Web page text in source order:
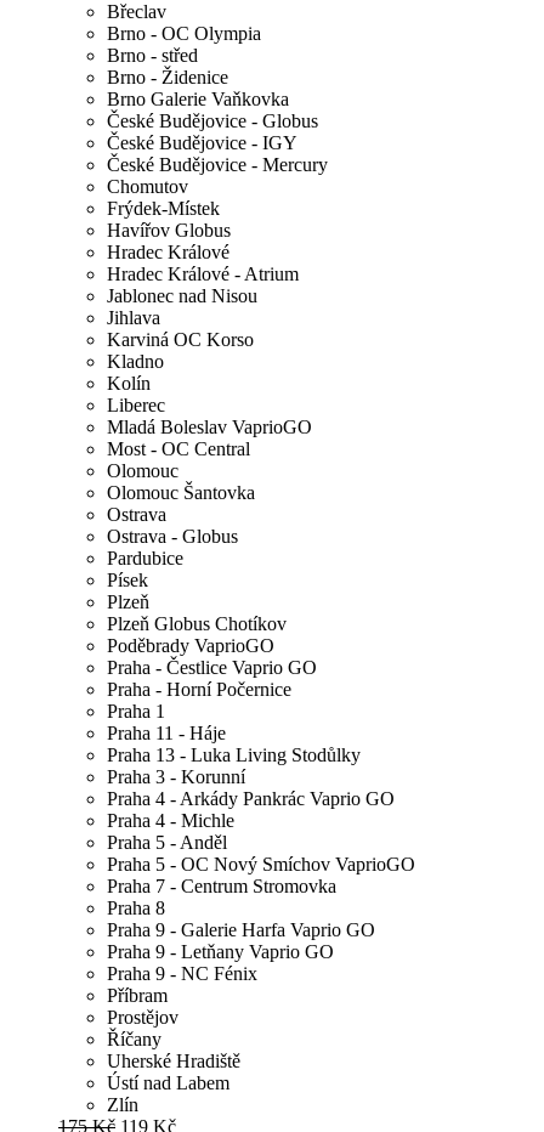
Břeclav
Brno - OC Olympia
Brno - střed
Brno - Židenice
Brno Galerie Vaňkovka
České Budějovice - Globus
České Budějovice - IGY
České Budějovice - Mercury
Chomutov
Frýdek-Místek
Havířov Globus
Hradec Králové
Hradec Králové - Atrium
Jablonec nad Nisou
Jihlava
Karviná OC Korso
Kladno
Kolín
Liberec
Mladá Boleslav VaprioGO
Most - OC Central
Olomouc
Olomouc Šantovka
Ostrava
Ostrava - Globus
Pardubice
Písek
Plzeň
Plzeň Globus Chotíkov
Poděbrady VaprioGO
Praha - Čestlice Vaprio GO
Praha - Horní Počernice
Praha 1
Praha 11 - Háje
Praha 13 - Luka Living Stodůlky
Praha 3 - Korunní
Praha 4 - Arkády Pankrác Vaprio GO
Praha 4 - Michle
Praha 5 - Anděl
Praha 5 - OC Nový Smíchov VaprioGO
Praha 7 - Centrum Stromovka
Praha 8
Praha 9 - Galerie Harfa Vaprio GO
Praha 9 - Letňany Vaprio GO
Praha 9 - NC Fénix
Příbram
Prostějov
Říčany
Uherské Hradiště
Ústí nad Labem
Zlín
175 Kč 119 Kč